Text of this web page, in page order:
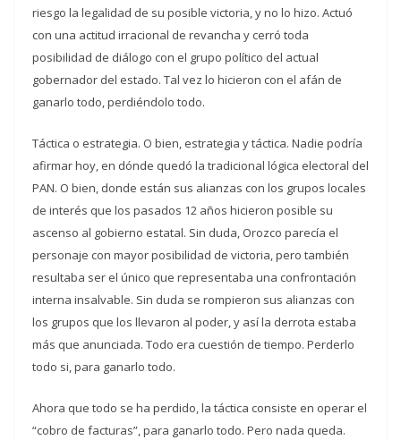
riesgo la legalidad de su posible victoria, y no lo hizo. Actuó
con una actitud irracional de revancha y cerró toda
posibilidad de diálogo con el grupo político del actual
gobernador del estado. Tal vez lo hicieron con el afán de
ganarlo todo, perdiéndolo todo.
Táctica o estrategia. O bien, estrategia y táctica. Nadie podría
afirmar hoy, en dónde quedó la tradicional lógica electoral del
PAN. O bien, donde están sus alianzas con los grupos locales
de interés que los pasados 12 años hicieron posible su
ascenso al gobierno estatal. Sin duda, Orozco parecía el
personaje con mayor posibilidad de victoria, pero también
resultaba ser el único que representaba una confrontación
interna insalvable. Sin duda se rompieron sus alianzas con
los grupos que los llevaron al poder, y así la derrota estaba
más que anunciada. Todo era cuestión de tiempo. Perderlo
todo si, para ganarlo todo.
Ahora que todo se ha perdido, la táctica consiste en operar el
“cobro de facturas”, para ganarlo todo. Pero nada queda.